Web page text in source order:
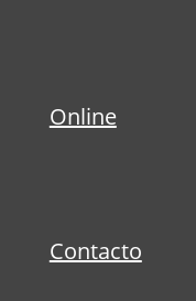
Online
Contacto